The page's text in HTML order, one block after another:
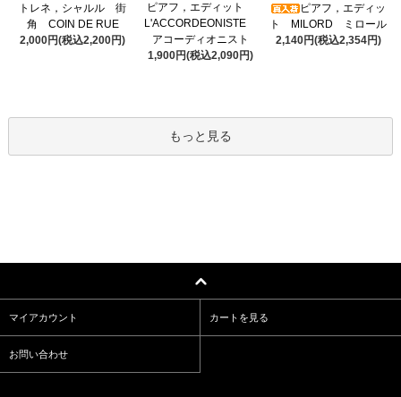
トレネ，シャルル 街
角 COIN DE RUE
2,000円(税込2,200円)
ピアフ，エディット
L'ACCORDEONISTE
アコーディオニスト
1,900円(税込2,090円)
ピアフ，エディッ
ト MILORD ミロール
2,140円(税込2,354円)
もっと見る
マイアカウント カートを見る
お問い合わせ